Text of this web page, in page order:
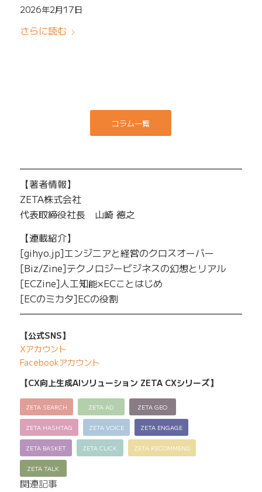
2026年2月17日
さらに読む
コラム一覧
【著者情報】
ZETA株式会社
代表取締役社長 山崎 徳之
【連載紹介】
[gihyo.jp]エンジニアと経営のクロスオーバー
[Biz/Zine]テクノロジービジネスの幻想とリアル
[ECZine]人工知能×ECことはじめ
[ECのミカタ]ECの役割
【公式SNS】
Xアカウント
Facebookアカウント
【CX向上生成AIソリューション ZETA CXシリーズ】
ZETA SEARCH ZETA AD ZETA GEO
ZETA HASHTAG ZETA VOICE ZETA ENGAGE
ZETA BASKET ZETA CLICK ZETA RECOMMEND
ZETA TALK
関連記事